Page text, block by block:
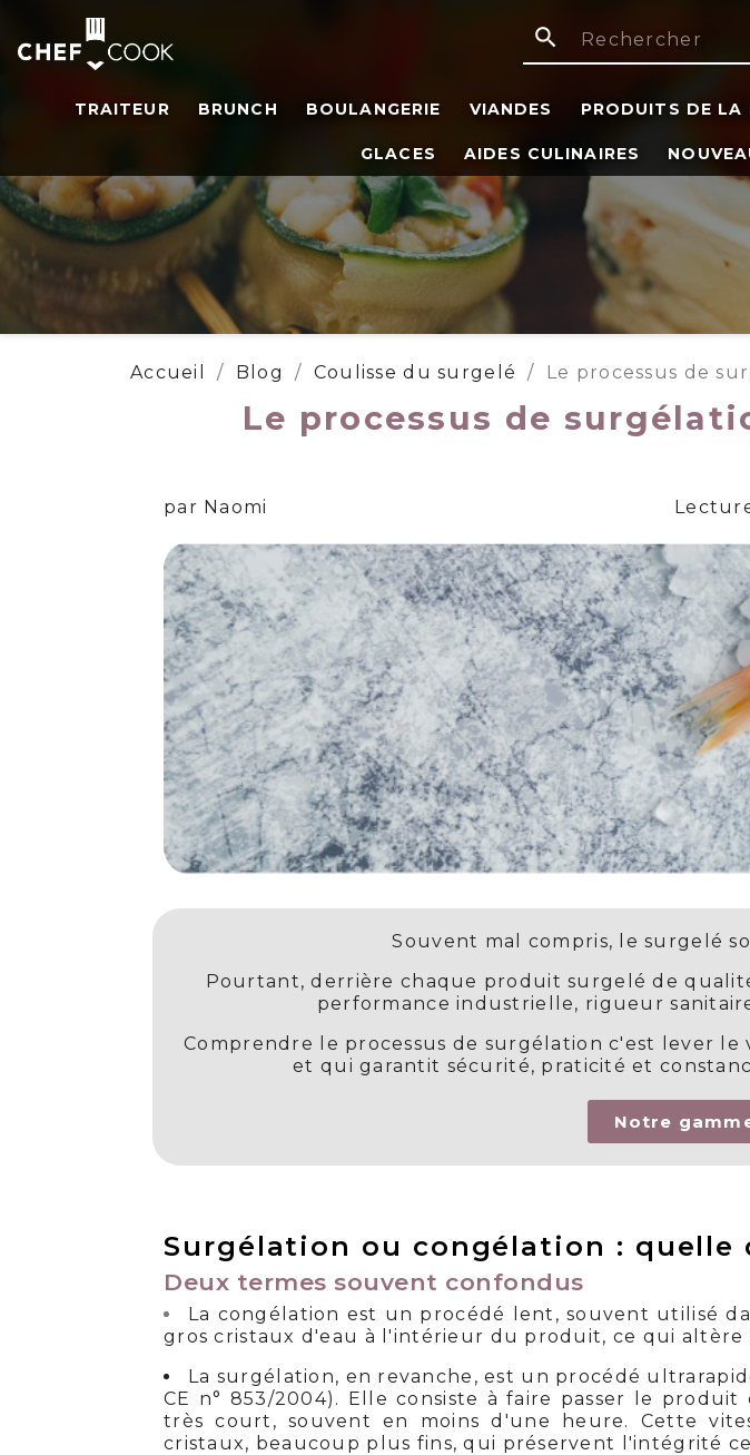
search
TRAITEUR BRUNCH BOULANGERIE VIANDES PRODUITS DE LA
GLACES AIDES CULINAIRES
Accueil Blog Coulisse du surgelé Le processus de
Le processus de
par Naomi
Souvent mal compris, le surgelé
Pourtant, derrière chaque produit surgelé de
performance industrielle, rigueur
Comprendre le processus de surgélation c'est lever
et qui garantit sécurité, praticité et
Notre
Surgélation ou congélation : quelle
Deux termes souvent confondus
La congélation est un procédé lent, souvent utilisé
gros cristaux d'eau à l'intérieur du produit, ce qui
La surgélation, en revanche, est un procédé
CE n° 853/2004). Elle consiste à faire passer le
très court, souvent en moins d'une heure. Cette
cristaux, beaucoup plus fins, qui préservent l'intégrité